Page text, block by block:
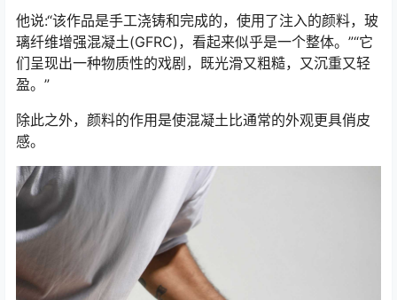
他说:“该作品是手工浇铸和完成的，使用了注入的颜料，玻
璃纤维增强混凝土(GFRC)，看起来似乎是一个整体。”“它
们呈现出一种物质性的戏剧，既光滑又粗糙，又沉重又轻
盈。”
除此之外，颜料的作用是使混凝土比通常的外观更具俏皮
感。